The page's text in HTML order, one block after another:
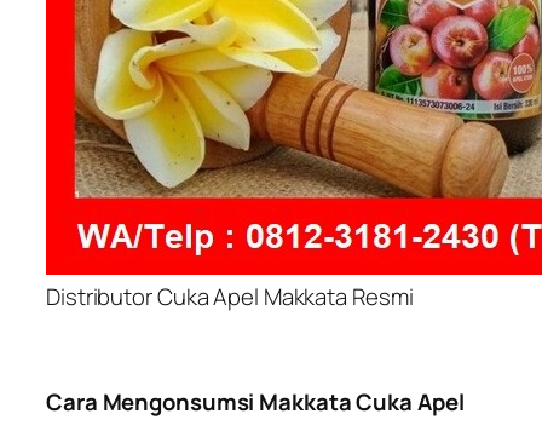
Distributor Cuka Apel Makkata Resmi
Cara Mengonsumsi Makkata Cuka Apel